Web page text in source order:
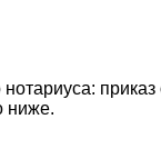
ниже.